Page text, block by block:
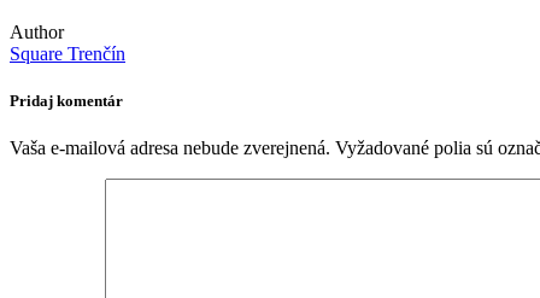
Author
Square Trenčín
Pridaj komentár
Vaša e-mailová adresa nebude zverejnená. Vyžadované polia sú